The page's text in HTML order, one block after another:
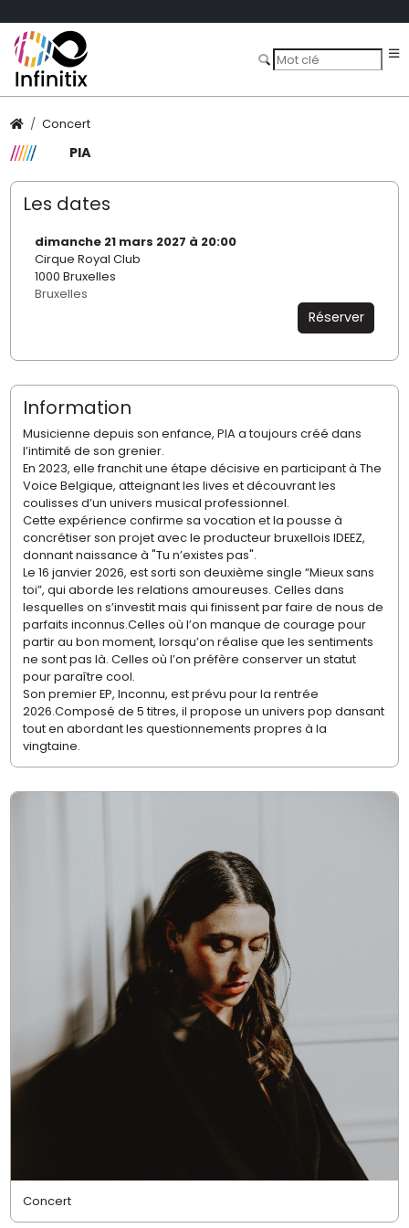
Concert
PIA
Les dates
dimanche 21 mars 2027 à 20:00
Cirque Royal Club
1000 Bruxelles
Bruxelles
Réserver
Information
Musicienne depuis son enfance, PIA a toujours créé dans
l’intimité de son grenier.
En 2023, elle franchit une étape décisive en participant à The
Voice Belgique, atteignant les lives et découvrant les
coulisses d’un univers musical professionnel.
Cette expérience confirme sa vocation et la pousse à
concrétiser son projet avec le producteur bruxellois IDEEZ,
donnant naissance à "Tu n’existes pas".
Le 16 janvier 2026, est sorti son deuxième single “Mieux sans
toi”, qui aborde les relations amoureuses. Celles dans
lesquelles on s’investit mais qui finissent par faire de nous de
parfaits inconnus.Celles où l’on manque de courage pour
partir au bon moment, lorsqu’on réalise que les sentiments
ne sont pas là. Celles où l’on préfère conserver un statut
pour paraître cool.
Son premier EP, Inconnu, est prévu pour la rentrée
2026.Composé de 5 titres, il propose un univers pop dansant
tout en abordant les questionnements propres à la
vingtaine.
Concert